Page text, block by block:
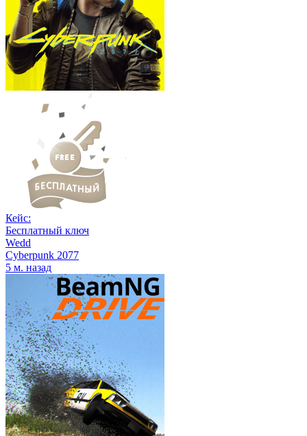
Кейс:
Бесплатный ключ
Wedd
Cyberpunk 2077
5 м. назад